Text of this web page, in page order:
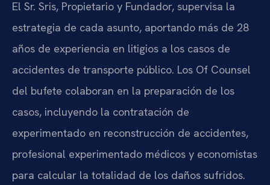
El Sr. Sris, Propietario y Fundador, supervisa la
estrategia de cada asunto, aportando más de 28
años de experiencia en litigios a los casos de
accidentes de transporte público. Los Of Counsel
del bufete colaboran en la preparación de los
casos, incluyendo la contratación de
experimentado en reconstrucción de accidentes,
profesional experimentado médicos y economistas
para calcular la totalidad de los daños sufridos.